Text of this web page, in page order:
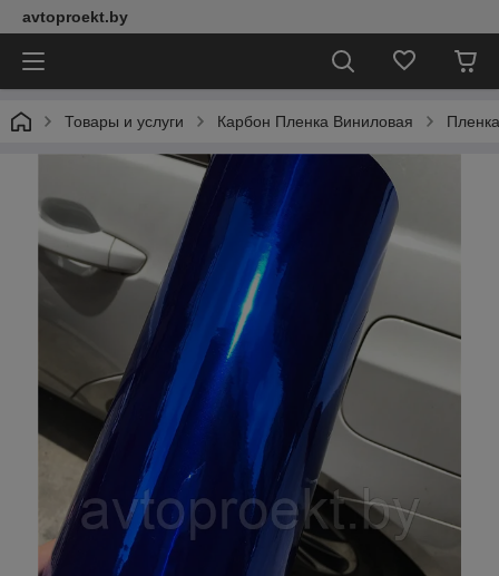
avtoproekt.by
Товары и услуги Карбон Пленка Виниловая